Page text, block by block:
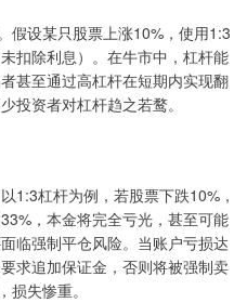
假设某只股票上涨10%，使用1:3
扣除利息）。在牛市中，杠杆能
甚至通过高杠杆在短期内实现翻
投资者对杠杆趋之若鹜。
1:3杠杆为例，若股票下跌10%，
，本金将完全亏光，甚至可能
临强制平仓风险。当账户亏损达
求追加保证金，否则将被强制卖
损失惨重。